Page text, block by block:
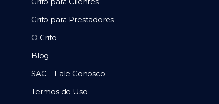
Grifo para Prestadores
O Grifo
Blog
SAC – Fale Conosco
Termos de Uso